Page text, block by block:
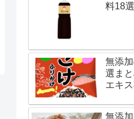
料18
無添
選ま
エキ
無添